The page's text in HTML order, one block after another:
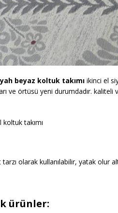
beyaz koltuk takımı ikinci el
ve örtüsü yeni durumdadır. kaliteli
takımı
olarak kullanılabilir, yatak olur
ürünler: